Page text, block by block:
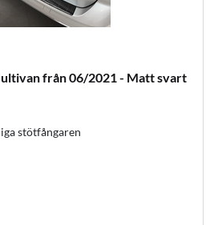
från 06/2021 - Matt svart
stötfångaren